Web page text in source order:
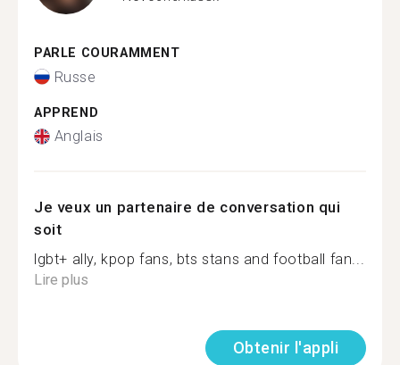
PARLE COURAMMENT
Russe
APPREND
Anglais
Je veux un partenaire de conversation qui
soit
lgbt+ ally, kpop fans, bts stans and football fan...
Lire plus
Obtenir l'appli